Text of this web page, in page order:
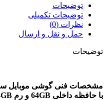
توضیحات
توضیحات تکمیلی
نظرات (0)
حمل و نقل و ارسال
توضیحات
با حافظه داخلی 64GB و رم 4GB عبارتند از: